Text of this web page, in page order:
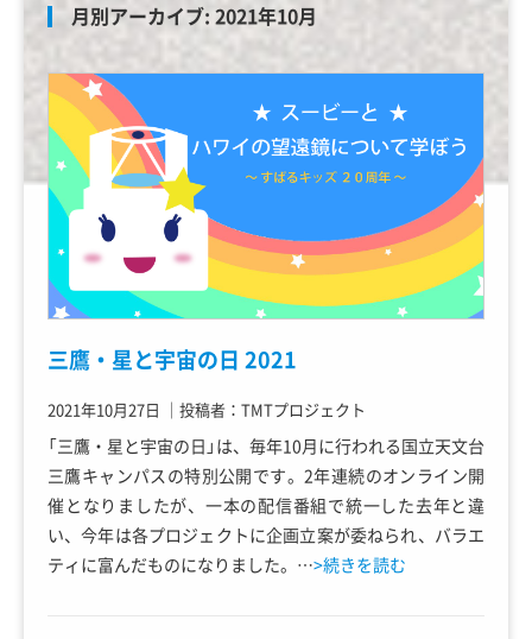
月別アーカイブ: 2021年10月
三鷹・星と宇宙の日 2021
2021年10月27日 ｜ 投稿者：TMTプロジェクト
「三鷹・星と宇宙の日」は、毎年10月に行われる国立天文台
三鷹キャンパスの特別公開です。2年連続のオンライン開
催となりましたが、一本の配信番組で統一した去年と違
い、今年は各プロジェクトに企画立案が委ねられ、バラエ
ティに富んだものになりました。…>続きを読む